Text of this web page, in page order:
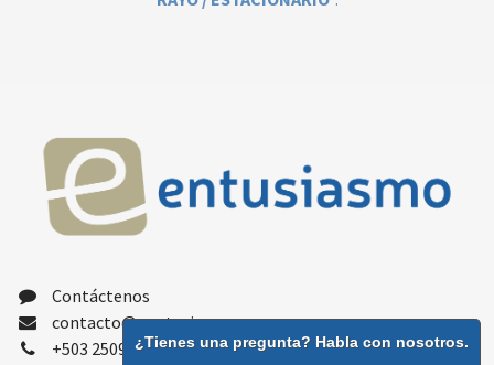
Contáctenos
contacto@gentusiasmo.com
+503 2509 9300¿Tienes una pregunta? Habla con nosotros.